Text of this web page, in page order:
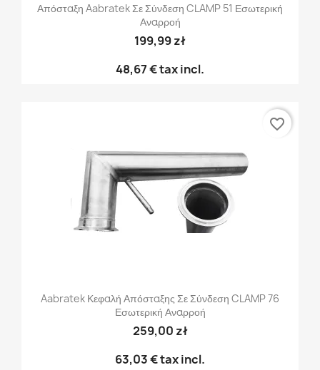
Απόσταξη Aabratek Σε Σύνδεση CLAMP 51 Εσωτερική
Αναρροή
199,99 zł
48,67 €tax incl.
Aabratek Κεφαλή Απόσταξης Σε Σύνδεση CLAMP 76
Εσωτερική Αναρροή
259,00 zł
63,03 €tax incl.
favorite_border